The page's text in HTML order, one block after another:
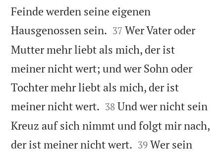
Feinde werden seine eigenen
Hausgenossen sein. 

37 Wer Vater oder
Mutter mehr liebt als mich, der ist
meiner nicht wert; und wer Sohn oder
Tochter mehr liebt als mich, der ist
meiner nicht wert. 

38 Und wer nicht sein
Kreuz auf sich nimmt und folgt mir nach,
der ist meiner nicht wert. 

39 Wer sein